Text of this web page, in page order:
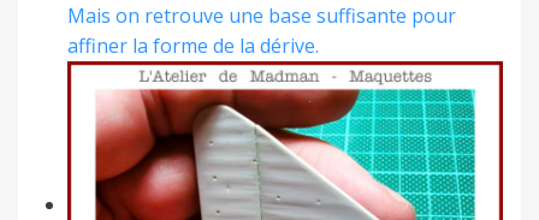
Mais on retrouve une base suffisante pour
affiner la forme de la dérive.